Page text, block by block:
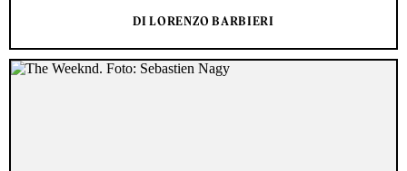
DI LORENZO BARBIERI